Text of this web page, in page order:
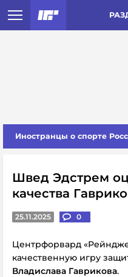
Иностранцы о спорте
Швед Эдстрем
качества
25.11.2025 0
Центрфорвард
качественную игру
Владислава Гаврикова.